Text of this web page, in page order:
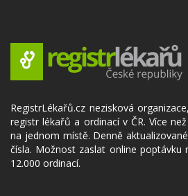
RegistrLékařů.cz nezisková
registr lékařů a ordinací v ČR. Více
na jednom místě. Denně
čísla. Možnost zaslat online poptávku
12.000 ordinací.